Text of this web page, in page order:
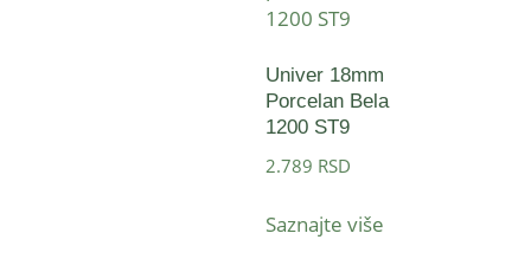
Univer 18mm
Porcelan Bela
1200 ST9
2.789 RSD
Saznajte više